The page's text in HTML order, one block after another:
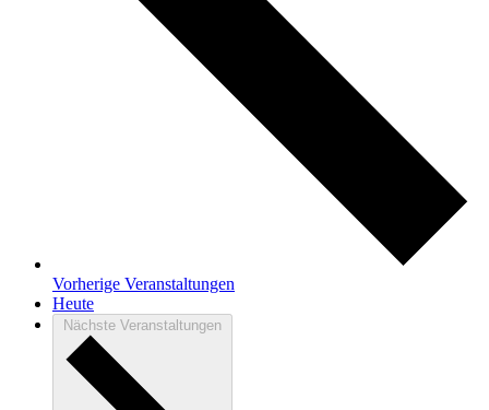
Vorherige Veranstaltungen
Heute
Nächste Veranstaltungen